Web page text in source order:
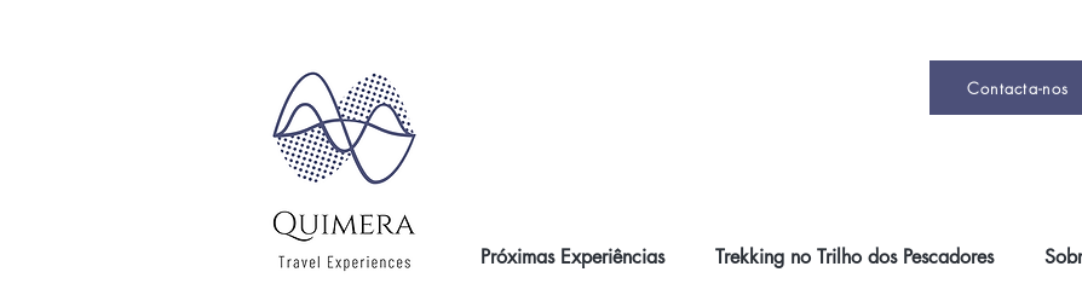
Próximas Experiências Trekking no Trilho dos Pescadores
Contacta-nos